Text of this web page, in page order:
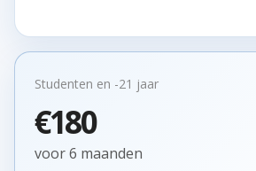
Studenten en -21 jaar
€180
voor 6 maanden